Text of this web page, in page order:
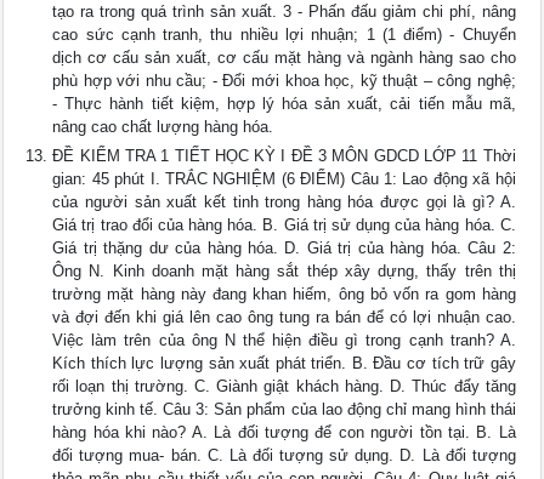
tạo ra trong quá trình sản xuất. 3 - Phấn đấu giảm chi phí, nâng
cao sức cạnh tranh, thu nhiều lợi nhuận; 1 (1 điểm) - Chuyển
dịch cơ cấu sản xuất, cơ cấu mặt hàng và ngành hàng sao cho
phù hợp với nhu cầu; - Đổi mới khoa học, kỹ thuật – công nghệ;
- Thực hành tiết kiệm, hợp lý hóa sản xuất, cải tiến mẫu mã,
nâng cao chất lượng hàng hóa.
ĐỀ KIỂM TRA 1 TIẾT HỌC KỲ I ĐỀ 3 MÔN GDCD LỚP 11 Thời
gian: 45 phút I. TRẮC NGHIỆM (6 ĐIỂM) Câu 1: Lao động xã hội
của người sản xuất kết tinh trong hàng hóa được gọi là gì? A.
Giá trị trao đổi của hàng hóa. B. Giá trị sử dụng của hàng hóa. C.
Giá trị thặng dư của hàng hóa. D. Giá trị của hàng hóa. Câu 2:
Ông N. Kinh doanh mặt hàng sắt thép xây dựng, thấy trên thị
trường mặt hàng này đang khan hiếm, ông bỏ vốn ra gom hàng
và đợi đến khi giá lên cao ông tung ra bán để có lợi nhuận cao.
Việc làm trên của ông N thể hiện điều gì trong cạnh tranh? A.
Kích thích lực lượng sản xuất phát triển. B. Đầu cơ tích trữ gây
rối loạn thị trường. C. Giành giật khách hàng. D. Thúc đẩy tăng
trưởng kinh tế. Câu 3: Sản phẩm của lao động chỉ mang hình thái
hàng hóa khi nào? A. Là đối tượng để con người tồn tại. B. Là
đối tượng mua- bán. C. Là đối tượng sử dụng. D. Là đối tượng